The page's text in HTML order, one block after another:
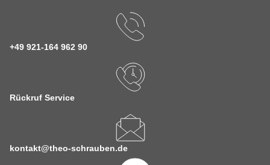
+49 921-164 962 90
Rückruf Service
kontakt@theo-schrauben.de